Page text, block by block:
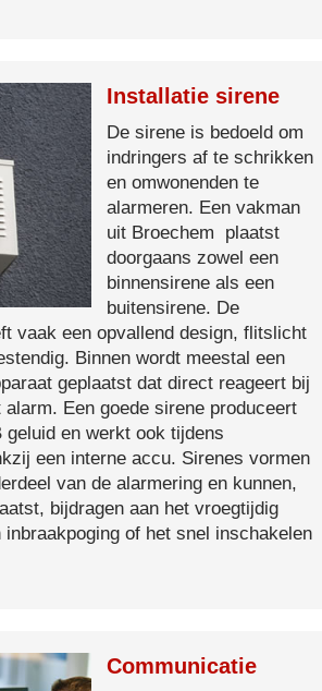
Installatie sirene
De sirene is bedoeld om
indringers af te schrikken
en omwonenden te
alarmeren. Een vakman
uit Broechem plaatst
doorgaans zowel een
binnensirene als een
buitensirene. De
vaak een opvallend design, flitslicht
Binnen wordt meestal een
geplaatst dat direct reageert bij
Een goede sirene produceert
geluid en werkt ook tijdens
een interne accu. Sirenes vormen
van de alarmering en kunnen,
bijdragen aan het vroegtijdig
inbraakpoging of het snel inschakelen
Communicatie